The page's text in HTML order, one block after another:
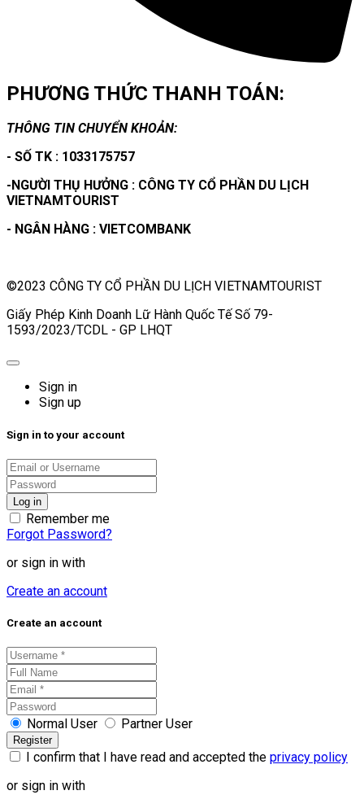
PHƯƠNG THỨC THANH TOÁN:
THÔNG TIN CHUYỂN KHOẢN:
- SỐ TK : 1033175757
-NGƯỜI THỤ HƯỞNG : CÔNG TY CỔ PHẦN DU LỊCH
VIETNAMTOURIST
- NGÂN HÀNG : VIETCOMBANK
©2023 CÔNG TY CỔ PHẦN DU LỊCH VIETNAMTOURIST
Giấy Phép Kinh Doanh Lữ Hành Quốc Tế Số 79-
1593/2023/TCDL - GP LHQT
Sign in
Sign up
Sign in to your account
Remember me
Forgot Password?
or sign in with
Create an account
Create an account
Normal User Partner User
I confirm that I have read and accepted the privacy policy
or sign in with